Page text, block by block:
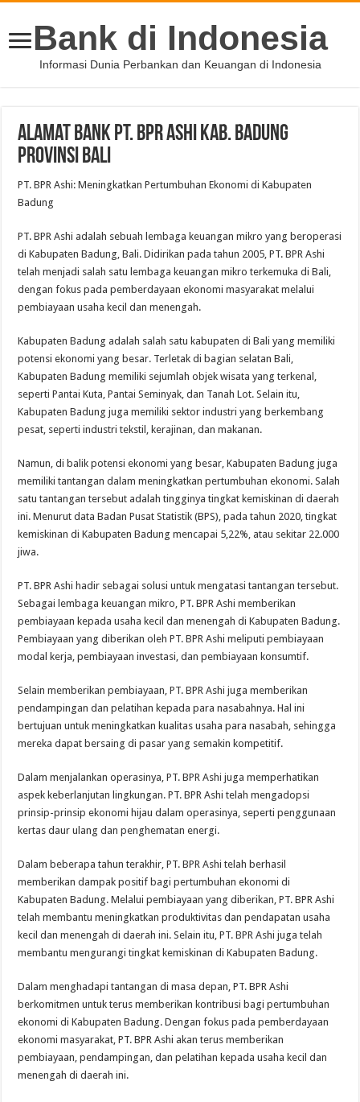
Bank di Indonesia
Informasi Dunia Perbankan dan Keuangan di Indonesia
Alamat Bank PT. BPR Ashi Kab. Badung
Provinsi Bali
PT. BPR Ashi: Meningkatkan Pertumbuhan Ekonomi di Kabupaten
Badung
PT. BPR Ashi adalah sebuah lembaga keuangan mikro yang beroperasi
di Kabupaten Badung, Bali. Didirikan pada tahun 2005, PT. BPR Ashi
telah menjadi salah satu lembaga keuangan mikro terkemuka di Bali,
dengan fokus pada pemberdayaan ekonomi masyarakat melalui
pembiayaan usaha kecil dan menengah.
Kabupaten Badung adalah salah satu kabupaten di Bali yang memiliki
potensi ekonomi yang besar. Terletak di bagian selatan Bali,
Kabupaten Badung memiliki sejumlah objek wisata yang terkenal,
seperti Pantai Kuta, Pantai Seminyak, dan Tanah Lot. Selain itu,
Kabupaten Badung juga memiliki sektor industri yang berkembang
pesat, seperti industri tekstil, kerajinan, dan makanan.
Namun, di balik potensi ekonomi yang besar, Kabupaten Badung juga
memiliki tantangan dalam meningkatkan pertumbuhan ekonomi. Salah
satu tantangan tersebut adalah tingginya tingkat kemiskinan di daerah
ini. Menurut data Badan Pusat Statistik (BPS), pada tahun 2020, tingkat
kemiskinan di Kabupaten Badung mencapai 5,22%, atau sekitar 22.000
jiwa.
PT. BPR Ashi hadir sebagai solusi untuk mengatasi tantangan tersebut.
Sebagai lembaga keuangan mikro, PT. BPR Ashi memberikan
pembiayaan kepada usaha kecil dan menengah di Kabupaten Badung.
Pembiayaan yang diberikan oleh PT. BPR Ashi meliputi pembiayaan
modal kerja, pembiayaan investasi, dan pembiayaan konsumtif.
Selain memberikan pembiayaan, PT. BPR Ashi juga memberikan
pendampingan dan pelatihan kepada para nasabahnya. Hal ini
bertujuan untuk meningkatkan kualitas usaha para nasabah, sehingga
mereka dapat bersaing di pasar yang semakin kompetitif.
Dalam menjalankan operasinya, PT. BPR Ashi juga memperhatikan
aspek keberlanjutan lingkungan. PT. BPR Ashi telah mengadopsi
prinsip-prinsip ekonomi hijau dalam operasinya, seperti penggunaan
kertas daur ulang dan penghematan energi.
Dalam beberapa tahun terakhir, PT. BPR Ashi telah berhasil
memberikan dampak positif bagi pertumbuhan ekonomi di
Kabupaten Badung. Melalui pembiayaan yang diberikan, PT. BPR Ashi
telah membantu meningkatkan produktivitas dan pendapatan usaha
kecil dan menengah di daerah ini. Selain itu, PT. BPR Ashi juga telah
membantu mengurangi tingkat kemiskinan di Kabupaten Badung.
Dalam menghadapi tantangan di masa depan, PT. BPR Ashi
berkomitmen untuk terus memberikan kontribusi bagi pertumbuhan
ekonomi di Kabupaten Badung. Dengan fokus pada pemberdayaan
ekonomi masyarakat, PT. BPR Ashi akan terus memberikan
pembiayaan, pendampingan, dan pelatihan kepada usaha kecil dan
menengah di daerah ini.